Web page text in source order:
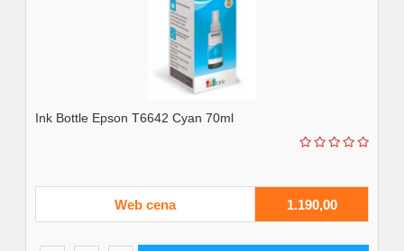
Ink Bottle Epson T6642 Cyan 70ml
Web cena 1.190,00